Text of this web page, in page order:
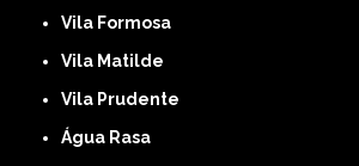
Vila Formosa
Vila Matilde
Vila Prudente
Água Rasa